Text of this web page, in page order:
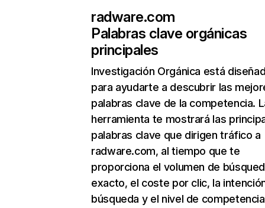
radware.com
Palabras clave orgánicas
principales
Investigación Orgánica está
para ayudarte a descubrir las
palabras clave de la competencia.
herramienta te mostrará las
palabras clave que dirigen tráfico a
radware.com, al tiempo que te
proporciona el volumen de
exacto, el coste por clic, la
búsqueda y el nivel de